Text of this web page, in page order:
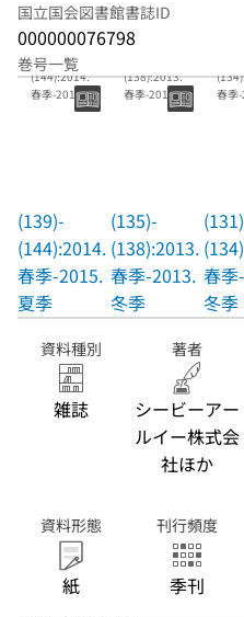
国立国会図書館書誌ID
000000076798
巻号一覧
(139)-
(144):2014.
春季-2015.夏
(139)-
(144):2014.
春季-2015.
夏季
(138):2013.
春季-2013.冬
(135)-
(138):2013.
春季-2013.
冬季
春季
春季
冬季
資料種別
雑誌
著者
シービーアー
ルイー株式会
社ほか
資料形態
紙
刊行頻度
季刊